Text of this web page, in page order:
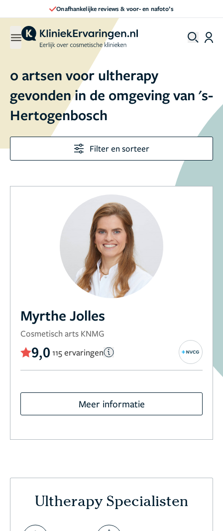
Onafhankelijke reviews & voor- en nafoto’s
0 artsen voor ultherapy
gevonden in de omgeving van 's-
Hertogenbosch
Filter en sorteer
Myrthe Jolles
Cosmetisch arts KNMG
9,0 115 ervaringen
Meer informatie
Ultherapy Specialisten